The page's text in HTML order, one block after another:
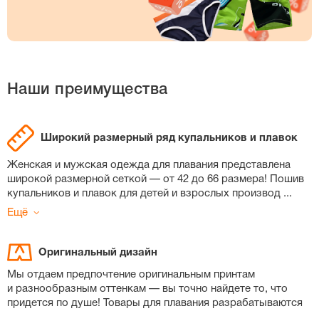
Наши преимущества
Широкий размерный ряд купальников и плавок
Женская и мужская одежда для плавания представлена
широкой размерной сеткой — от 42 до 66 размера! Пошив
купальников и плавок для детей и взрослых производ ...
Ещё
Оригинальный дизайн
Мы отдаем предпочтение оригинальным принтам
и разнообразным оттенкам — вы точно найдете то, что
придется по душе! Товары для плавания разрабатываются